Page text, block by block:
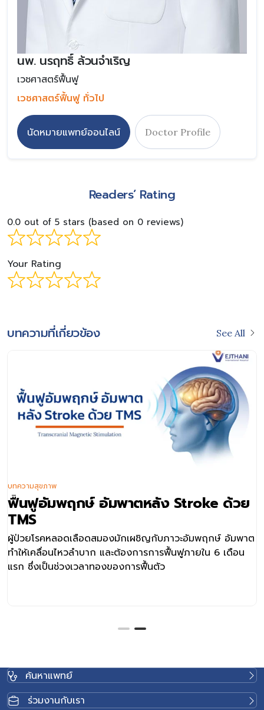
นพ. นรฤทธิ์ ล้วนจำเริญ
เวชศาสตร์ฟื้นฟู
เวชศาสตร์ฟื้นฟู ทั่วไป
นัดหมายแพทย์ออนไลน์ Doctor Profile
Readers’ Rating
0.0 out of 5 stars (based on 0 reviews)
Your Rating
บทความที่เกี่ยวข้อง See All
ฟื้นฟูอัมพฤกษ์ อัมพาตหลัง Stroke ด้วย
TMS
ผู้ป่วยโรคหลอดเลือดสมองมักเผชิญกับภาวะอัมพฤกษ์ อัมพาต
ทำให้เคลื่อนไหวลำบาก และต้องการการฟื้นฟูภายใน 6 เดือน
แรก ซึ่งเป็นช่วงเวลาทองของการฟื้นตัว
บทความสุขภาพ
ค้นหาแพทย์
ร่วมงานกับเรา